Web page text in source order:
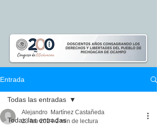
Entrada
Todas las entradas
Todas las entradas
Alejandro Martínez Castañeda
23 feb 2024 2 min de lectura